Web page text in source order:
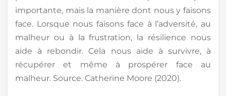
importante, mais la manière dont nous y faisons
face. Lorsque nous faisons face à l’adversité, au
malheur ou à la frustration, la résilience nous
aide à rebondir. Cela nous aide à survivre, à
récupérer et même à prospérer face au
malheur. Source. Catherine Moore (2020).